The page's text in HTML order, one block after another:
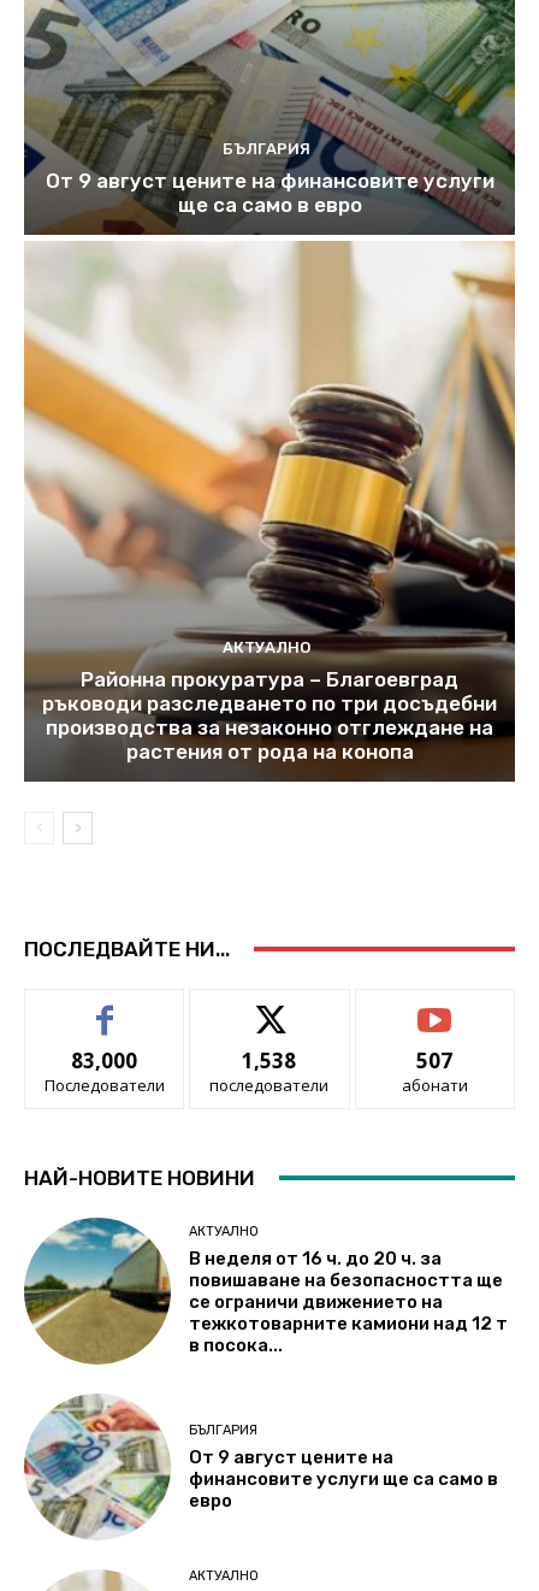
БЪЛГАРИЯ
От 9 август цените на финансовите услуги
ще са само в евро
АКТУАЛНО
Районна прокуратура – Благоевград
ръководи разследването по три досъдебни
производства за незаконно отглеждане на
растения от рода на конопа
ПОСЛЕДВАЙТЕ НИ...
83,000
Последователи
1,538
последователи
507
абонати
НАЙ-НОВИТЕ НОВИНИ
АКТУАЛНО
В неделя от 16 ч. до 20 ч. за
повишаване на безопасността ще
се ограничи движението на
тежкотоварните камиони над 12 т
в посока...
БЪЛГАРИЯ
От 9 август цените на
финансовите услуги ще са само в
евро
АКТУАЛНО